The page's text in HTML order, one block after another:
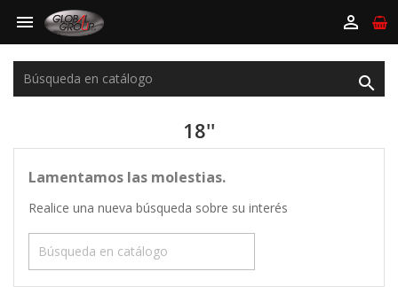
 

18''
Lamentamos las molestias.
Realice una nueva búsqueda sobre su interés